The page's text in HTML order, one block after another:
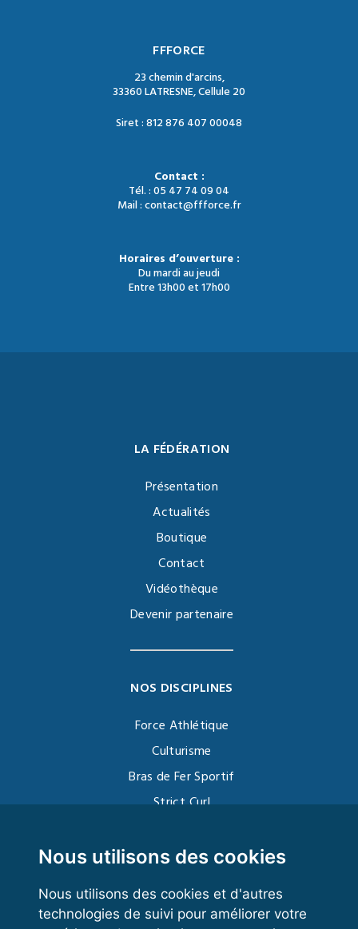
Nous utilisons des cookies
Nous utilisons des cookies et d'autres
technologies de suivi pour améliorer votre
FFFORCE
23 chemin d'arcins,
33360 LATRESNE, Cellule 20
Siret : 812 876 407 00048
Contact :
Tél. : 05 47 74 09 04
Mail : contact@ffforce.fr
Horaires d’ouverture :
Du mardi au jeudi
Entre 13h00 et 17h00
LA FÉDÉRATION
Présentation
Actualités
Boutique
Contact
Vidéothèque
Devenir partenaire
NOS DISCIPLINES
Force Athlétique
Culturisme
Bras de Fer Sportif
Strict Curl
Kettlebell